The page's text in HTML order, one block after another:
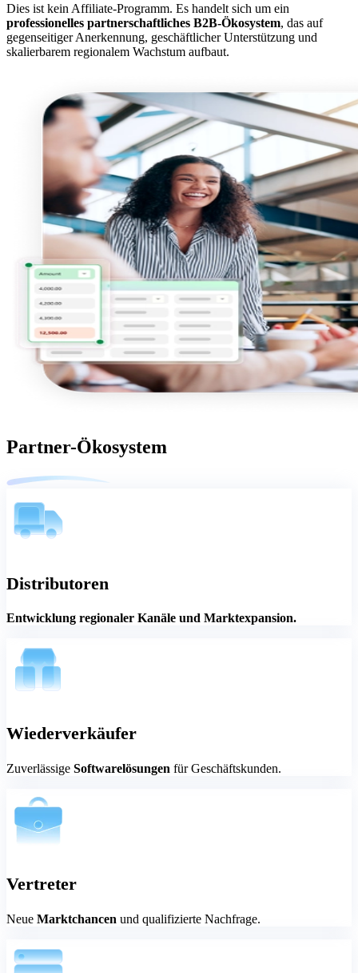
Dies ist kein Affiliate-Programm. Es handelt sich um ein
professionelles partnerschaftliches B2B-Ökosystem, das auf
gegenseitiger Anerkennung, geschäftlicher Unterstützung und
skalierbarem regionalem Wachstum aufbaut.
Partner-Ökosystem
Distributoren
Entwicklung regionaler Kanäle und Marktexpansion.
Wiederverkäufer
Zuverlässige Softwarelösungen für Geschäftskunden.
Vertreter
Neue Marktchancen und qualifizierte Nachfrage.